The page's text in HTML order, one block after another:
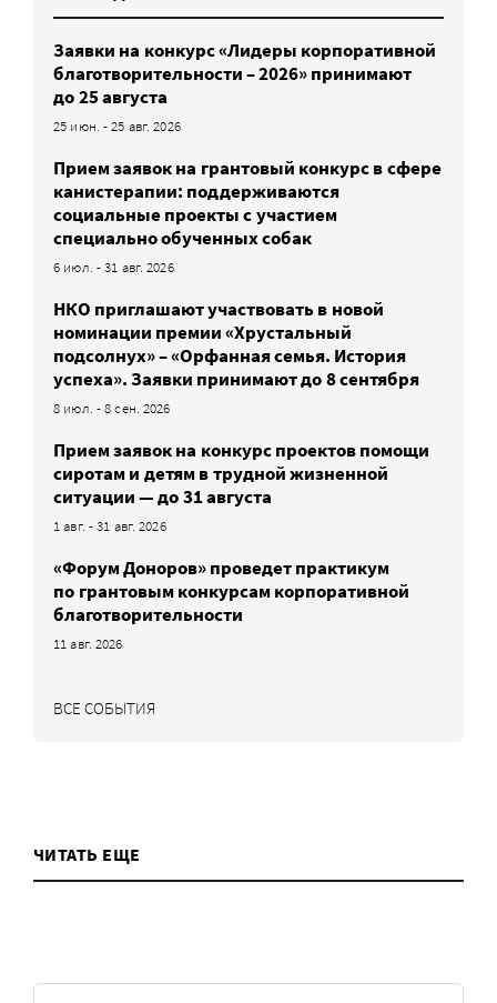
Заявки на конкурс «Лидеры корпоративной
благотворительности – 2026» принимают
до 25 августа
25 июн. - 25 авг. 2026
Прием заявок на грантовый конкурс в сфере
канистерапии: поддерживаются
социальные проекты с участием
специально обученных собак
6 июл. - 31 авг. 2026
НКО приглашают участвовать в новой
номинации премии «Хрустальный
подсолнух» – «Орфанная семья. История
успеха». Заявки принимают до 8 сентября
8 июл. - 8 сен. 2026
Прием заявок на конкурс проектов помощи
сиротам и детям в трудной жизненной
ситуации — до 31 августа
1 авг. - 31 авг. 2026
«Форум Доноров» проведет практикум
по грантовым конкурсам корпоративной
благотворительности
11 авг. 2026
ВСЕ СОБЫТИЯ
ЧИТАТЬ ЕЩЕ